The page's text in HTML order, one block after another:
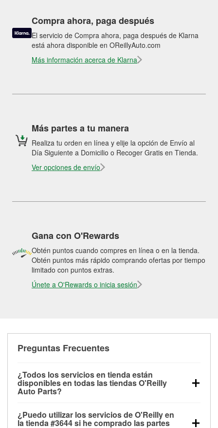
Compra ahora, paga después
El servicio de Compra ahora, paga después de Klarna
está ahora disponible en OReillyAuto.com
Más información acerca de Klarna
Más partes a tu manera
Realiza tu orden en línea y elije la opción de Envío al
Día Siguiente a Domicilio o Recoger Gratis en Tienda.
Ver opciones de envío
Gana con O'Rewards
Obtén puntos cuando compres en línea o en la tienda.
Obtén puntos más rápido comprando ofertas por tiempo
limitado con puntos extras.
Únete a O'Rewards o inicia sesión
Preguntas Frecuentes
¿Todos los servicios en tienda están
disponibles en todas las tiendas O'Reilly
Auto Parts?
las pruebas de batería, pruebas de alternador y
¿Puedo utilizar los servicios de O'Reilly en
la tienda #3644 si he comprado las partes